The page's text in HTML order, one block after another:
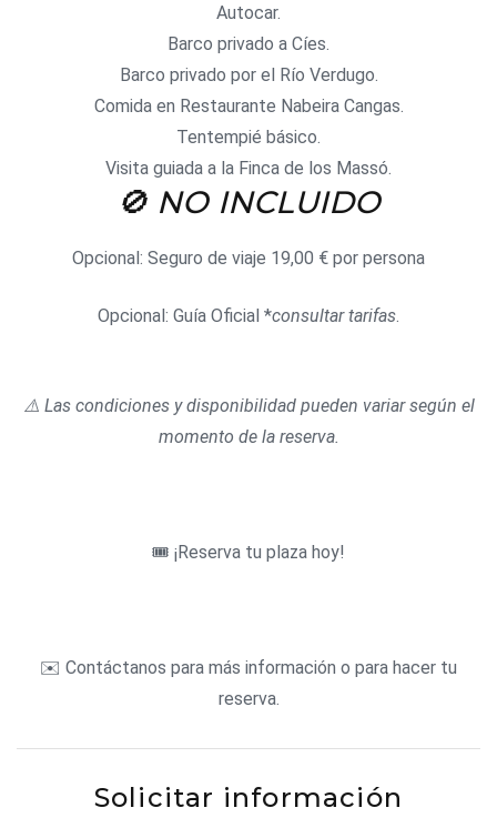
Autocar.
Barco privado a Cíes.
Barco privado por el Río Verdugo.
Comida en Restaurante Nabeira Cangas.
Tentempié básico.
Visita guiada a la Finca de los Massó.
🚫 NO INCLUIDO
Opcional: Seguro de viaje 19,00 € por persona
Opcional: Guía Oficial *consultar tarifas.
⚠ Las condiciones y disponibilidad pueden variar según el
momento de la reserva.
🎟️ ¡Reserva tu plaza hoy!
✉️ Contáctanos para más información o para hacer tu
reserva.
Solicitar información